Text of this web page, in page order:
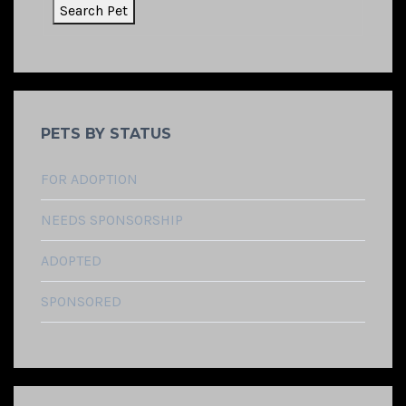
PETS BY STATUS
FOR ADOPTION
NEEDS SPONSORSHIP
ADOPTED
SPONSORED